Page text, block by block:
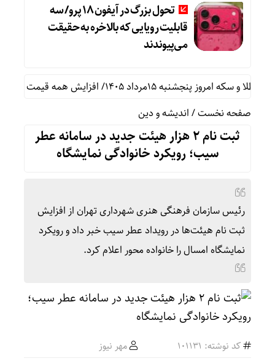
تحول بزرگ در آیفون ۱۸ پرو/ سه
قابلیت رویایی که بالاخره به حقیقت
می‌پیوندند
پنجشنبه ۱۵مرداد ۱۴۰۵/ افزایش همه قیمت ها + جدول
صفحه نخست/اندیشه و دین
ثبت نام ۲ هزار هیئت جدید در سامانه عطر
سیب؛ رویکرد خانوادگی نمایشگاه
رئیس سازمان فرهنگی هنری شهرداری تهران از افزایش
ثبت نام هیئت‌ها در رویداد عطر سیب خبر داد و رویکرد
نمایشگاه امسال را خانواده محور اعلام کرد.
کد نوشته: 101131
مهر نیوز